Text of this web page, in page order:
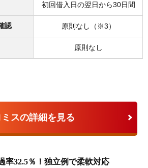
初回借入日の翌日から30日間
認 原則なし（※3）
原則なし
スの詳細を見る
率32.5％！独立例で柔軟対応